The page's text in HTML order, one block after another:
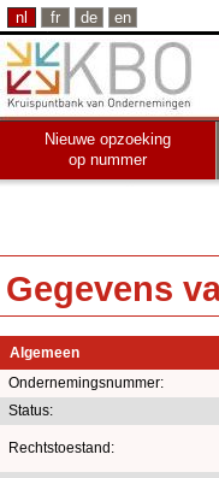
nl fr de en
Nieuwe opzoeking
op nummer
Gegevens
Algemeen
Ondernemingsnummer:
Status:
Rechtstoestand: